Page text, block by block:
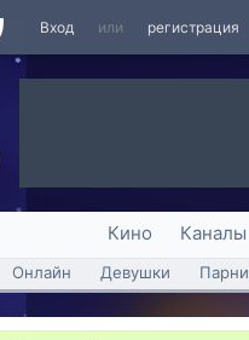
Вход или регистрация
Кино Каналы
Онлайн Девушки Парни